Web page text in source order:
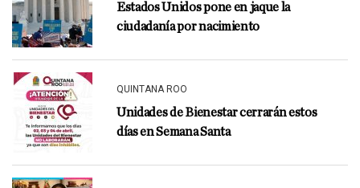
Estados Unidos pone en jaque la
ciudadanía por nacimiento
QUINTANA ROO
Unidades de Bienestar cerrarán estos
días en Semana Santa